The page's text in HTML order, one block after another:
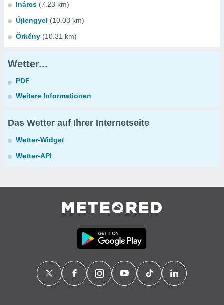
Inárcs (7.23 km)
Újlengyel (10.03 km)
Örkény (10.31 km)
Wetter...
PDF
Weitere Informationen
Das Wetter auf Ihrer Internetseite
Wetter-Widget
Wetter-API